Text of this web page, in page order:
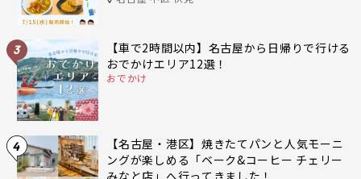
3
【車で2時間以内】名古屋から日帰りで行ける
おでかけエリア12選！
おでかけ
4
【名古屋・港区】焼きたてパンと人気モーニ
ングが楽しめる「ベーク&コーヒー チェリー